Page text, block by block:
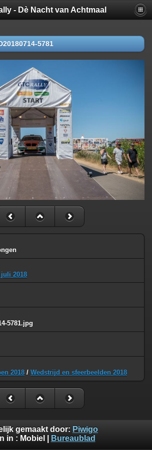
- Dè Nacht van Achtmaal
5781
2018
5781.jpg
2018 / Wedstrijd en sfeerbeelden 2018
gemaakt door: Piwigo
in : Mobiel Bureaublad